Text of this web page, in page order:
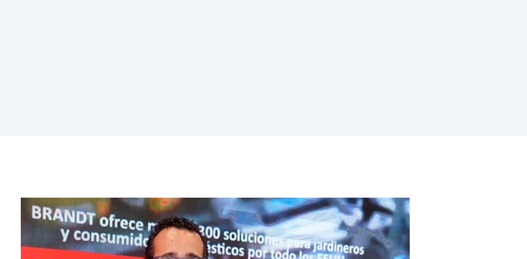
Entrevista
José
Alonso
Yáñez